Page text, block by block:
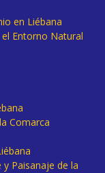
en Liébana
Entorno Natural
Comarca
Paisanaje de la